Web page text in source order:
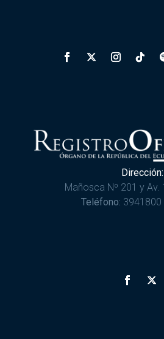
Dirección:
Mañosca Nº 201 y
Teléfono: 3941800